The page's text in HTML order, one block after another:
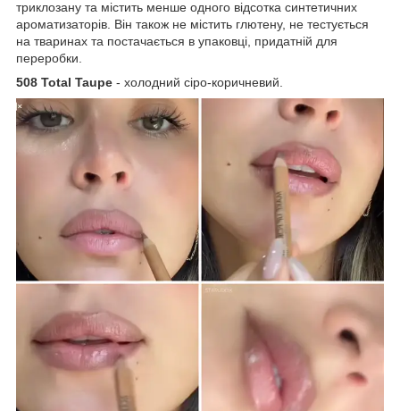
триклозану та містить менше одного відсотка синтетичних
ароматизаторів. Він також не містить глютену, не тестується
на тваринах та постачається в упаковці, придатній для
переробки.
508 Total Taupe - холодний сіро-коричневий.